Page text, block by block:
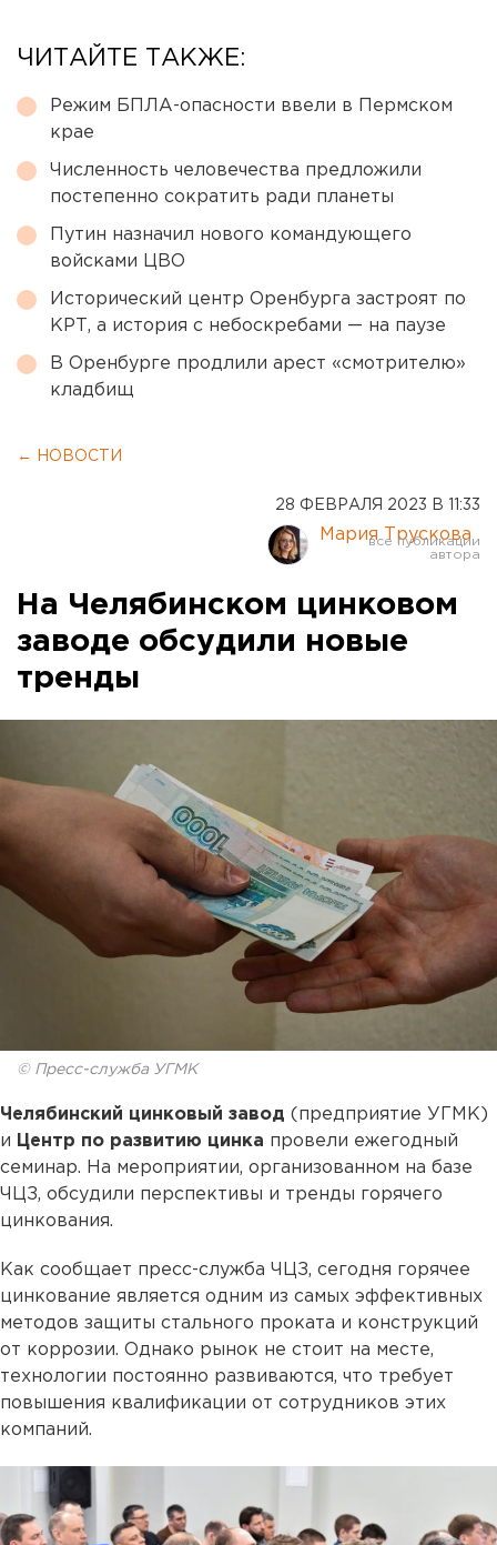
ЧИТАЙТЕ ТАКЖЕ:
Режим БПЛА-опасности ввели в Пермском
крае
Численность человечества предложили
постепенно сократить ради планеты
Путин назначил нового командующего
войсками ЦВО
Исторический центр Оренбурга застроят по
КРТ, а история с небоскребами — на паузе
В Оренбурге продлили арест «смотрителю»
кладбищ
← НОВОСТИ
28 ФЕВРАЛЯ 2023 В 11:33
Мария Трускова
На Челябинском цинковом
заводе обсудили новые
тренды
© Пресс-служба УГМК
Челябинский цинковый завод (предприятие УГМК)
и Центр по развитию цинка провели ежегодный
семинар. На мероприятии, организованном на базе
ЧЦЗ, обсудили перспективы и тренды горячего
цинкования.
Как сообщает пресс-служба ЧЦЗ, сегодня горячее
цинкование является одним из самых эффективных
методов защиты стального проката и конструкций
от коррозии. Однако рынок не стоит на месте,
технологии постоянно развиваются, что требует
повышения квалификации от сотрудников этих
компаний.